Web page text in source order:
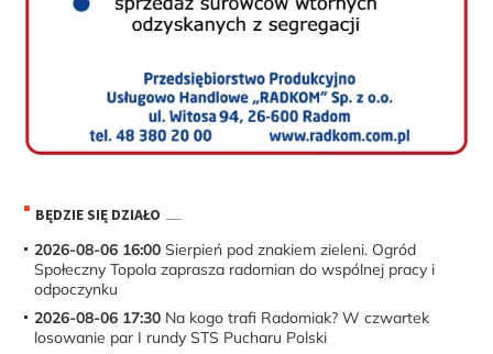
BĘDZIE SIĘ DZIAŁO
2026-08-06 16:00 Sierpień pod znakiem zieleni. Ogród
Społeczny Topola zaprasza radomian do wspólnej pracy i
odpoczynku
2026-08-06 17:30 Na kogo trafi Radomiak? W czwartek
losowanie par I rundy STS Pucharu Polski